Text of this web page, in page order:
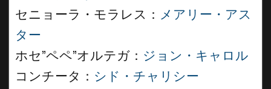
セニョーラ・モラレス： メアリー・アス
ター
ホセ”ペペ”オルテガ： ジョン・キャロル
コンチータ： シド・チャリシー